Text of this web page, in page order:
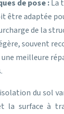
de pose :La
être adaptée
de la
souvent
meilleure
du sol
la surface à